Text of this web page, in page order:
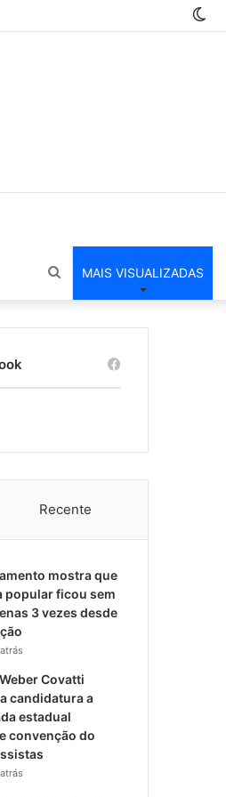
MAIS VISUALIZADAS
Procurar
por
Recente
mostra que
popular ficou sem
3 vezes desde
Covatti
candidatura a
estadual
convenção do